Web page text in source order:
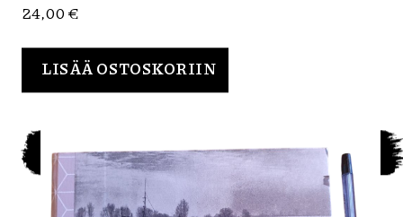
24,00€
LISÄÄ OSTOSKORIIN